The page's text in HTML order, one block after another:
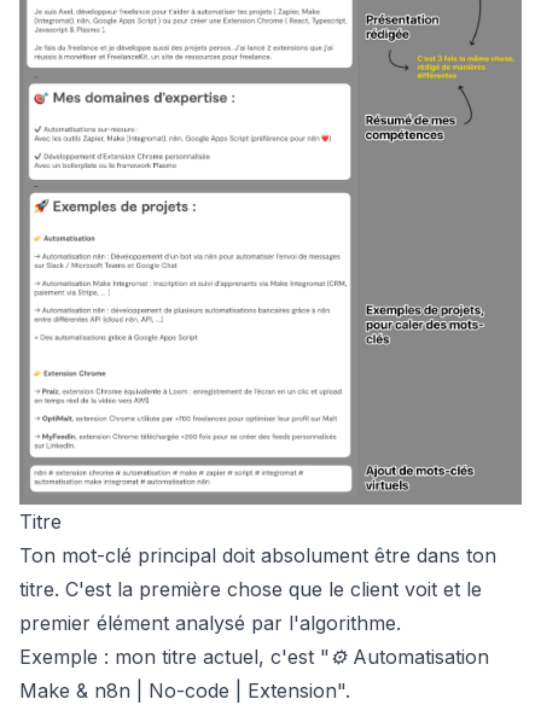
Titre
Ton mot-clé principal doit absolument être dans ton
titre. C'est la première chose que le client voit et le
premier élément analysé par l'algorithme.
Exemple : mon titre actuel, c'est "⚙️ Automatisation
Make & n8n | No-code | Extension".